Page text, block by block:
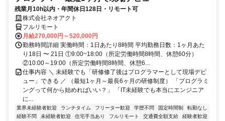
残業月10h以内・年間休日128日・リモート可
株式会社ネオアクト
フルリモート
月給270,000円～520,000円
勤務時間詳細 実働時間：1日あたり8時間 平均勤務日数：1ヶ月あた
り18日 〜 21日 ①9:00~18:00（所定労働時間8時間、休憩60分）
②10:00～19:00（所定労働時間8時間、休憩6...
仕事内容 ＼ 未経験でも「研修修了後はプログラマーとして現場デビ
ュー」できる ／ （最短1ヶ月～最長6ヶ月の研修制度） 「プログラミ
ングって何から始めればいい？」 「IT未経験でも本当にエンジニア
に...
業界未経験者歓迎 ランチタイム フリーター歓迎 学歴不問 固定時間制
転勤なし
経験不問
未経験者歓迎 住宅手当あり フルリモート 交通費全額支給
経験者歓迎